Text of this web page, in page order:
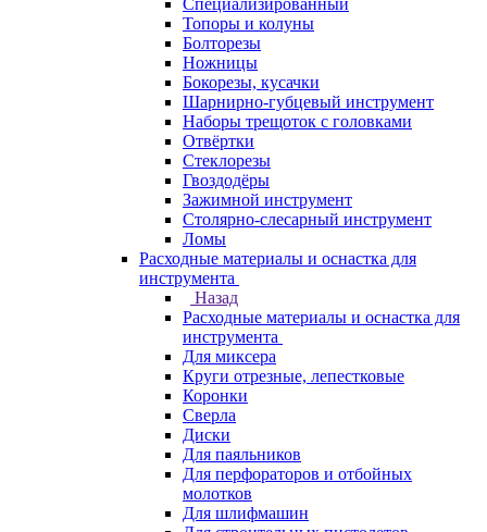
Специализированный
Топоры и колуны
Болторезы
Ножницы
Бокорезы, кусачки
Шарнирно-губцевый инструмент
Наборы трещоток с головками
Отвёртки
Стеклорезы
Гвоздодёры
Зажимной инструмент
Столярно-слесарный инструмент
Ломы
Расходные материалы и оснастка для
инструмента
Назад
Расходные материалы и оснастка для
инструмента
Для миксера
Круги отрезные, лепестковые
Коронки
Сверла
Диски
Для паяльников
Для перфораторов и отбойных
молотков
Для шлифмашин